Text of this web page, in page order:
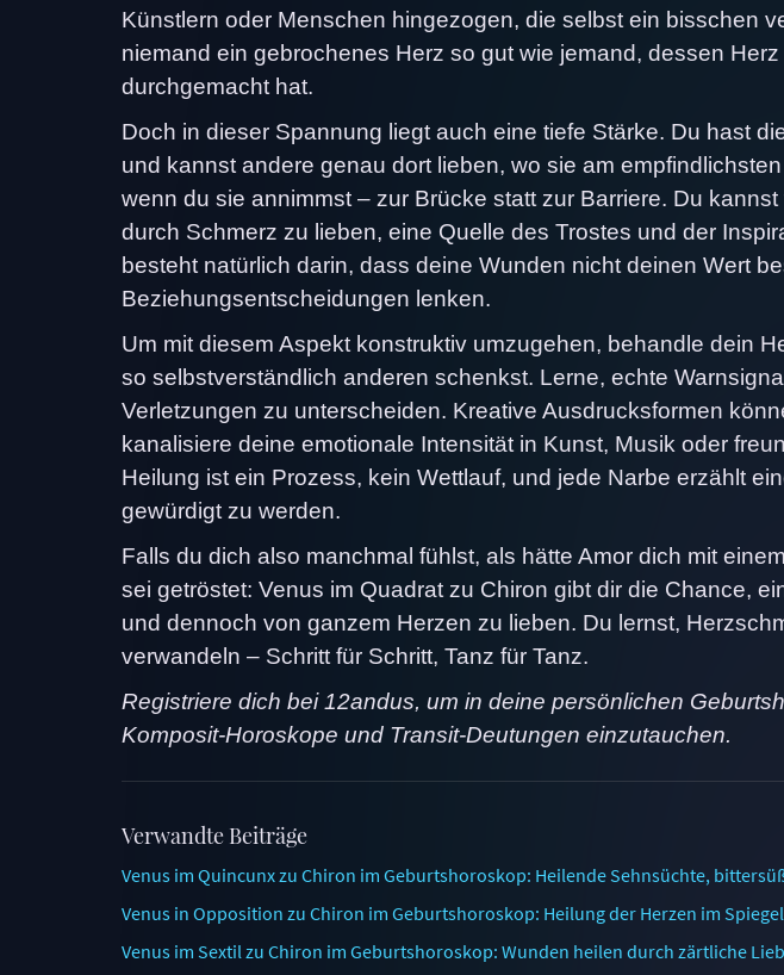
Künstlern oder Menschen hingezogen, die selbst ein bisschen
niemand ein gebrochenes Herz so gut wie jemand, dessen
durchgemacht hat.
Doch in dieser Spannung liegt auch eine tiefe Stärke. Du hast
und kannst andere genau dort lieben, wo sie am
wenn du sie annimmst – zur Brücke statt zur Barriere. Du
durch Schmerz zu lieben, eine Quelle des Trostes und der
besteht natürlich darin, dass deine Wunden nicht deinen Wert
Beziehungsentscheidungen lenken.
Um mit diesem Aspekt konstruktiv umzugehen, behandle dein
so selbstverständlich anderen schenkst. Lerne, echte
Verletzungen zu unterscheiden. Kreative Ausdrucksformen
kanalisiere deine emotionale Intensität in Kunst, Musik oder
Heilung ist ein Prozess, kein Wettlauf, und jede Narbe erzählt
gewürdigt zu werden.
Falls du dich also manchmal fühlst, als hätte Amor dich mit
sei getröstet: Venus im Quadrat zu Chiron gibt dir die Chance,
und dennoch von ganzem Herzen zu lieben. Du lernst,
verwandeln – Schritt für Schritt, Tanz für Tanz.
Registriere dich bei 12andus, um in deine persönlichen
Komposit-Horoskope und Transit-Deutungen einzutauchen.
Verwandte Beiträge
Venus im Quincunx zu Chiron im Geburtshoroskop: Heilende Sehnsüchte,
Venus in Opposition zu Chiron im Geburtshoroskop: Heilung der Herzen im
Venus im Sextil zu Chiron im Geburtshoroskop: Wunden heilen durch zärtliche